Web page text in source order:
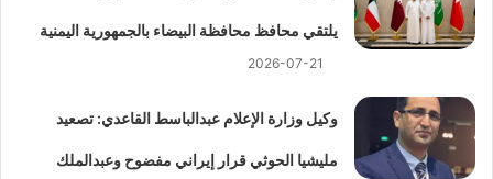
يلتقي محافظ محافظة البيضاء بالجمهورية اليمنية
2026-07-21
وكيل وزارة الإعلام عبدالباسط القاعدي: تصعيد
مليشيا الحوثي قرار إيراني مفضوح وعبدالملك